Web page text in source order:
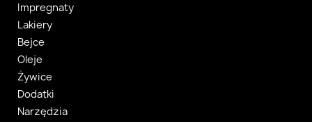
Impregnaty
Lakiery
Bejce
Oleje
Żywice
Dodatki
Narzędzia